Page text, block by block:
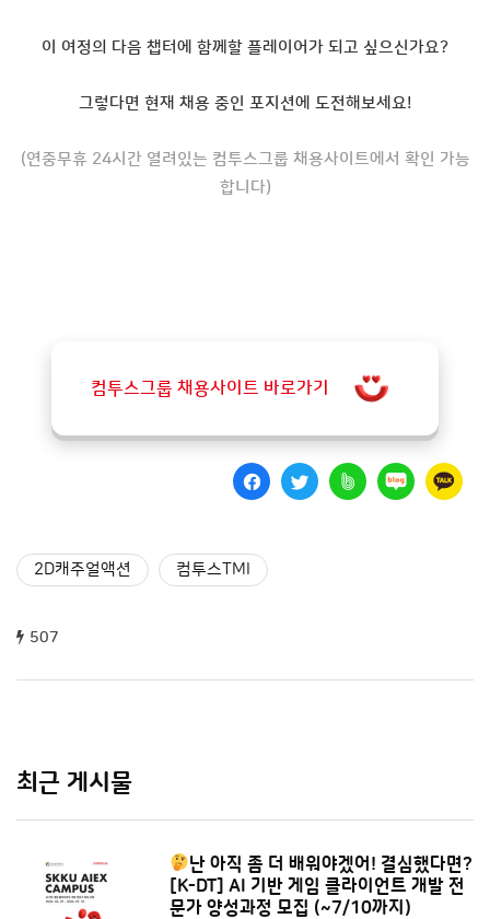
이 여정의 다음 챕터에 함께할 플레이어가 되고 싶으신가요?
그렇다면 현재 채용 중인 포지션에 도전해보세요!
(연중무휴 24시간 열려있는 컴투스그룹 채용사이트에서 확인 가능
합니다)
컴투스그룹 채용사이트 바로가기
2D캐주얼액션 컴투스TMI
507
최근 게시물
난 아직 좀 더 배워야겠어! 결심했다면?
[K-DT] AI 기반 게임 클라이언트 개발 전
문가 양성과정 모집 (~7/10까지)